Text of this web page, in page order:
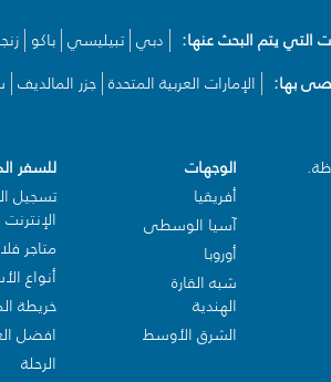
التي يتم البحث عنها: دبي تبيليسي باكو
بها:
الإمارات العربية المتحدة جزر المالديف
الوجهات
أفريقيا
آسيا الوسطى
أوروبا
شبه القارة
الهندية
الشرق الأوسط
للسفر
تسجيل
الإنترنت
متاجر
أنواع
خريطة
افضل
الرحلة